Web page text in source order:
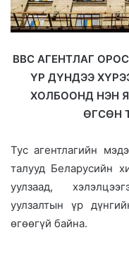
ВВС АГЕНТЛАГ
ҮР ДҮНДЭЭ
ХОЛБООНД НЭН
ӨГСӨН
Тус агентлагийн
талууд Беларусийн
уулзаад,
уулзалтын үр
өгөөгүй байна.